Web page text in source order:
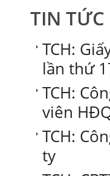
TIN TỨC
TCH:
lần thứ
TCH:
viên
TCH:
ty